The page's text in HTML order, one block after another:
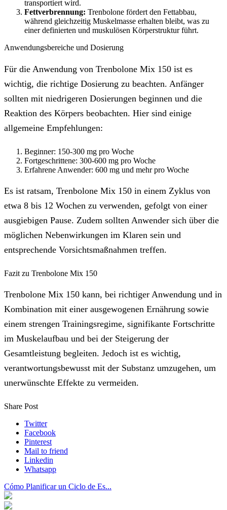
transportiert wird.
Fettverbrennung: Trenbolone fördert den Fettabbau,
während gleichzeitig Muskelmasse erhalten bleibt, was zu
einer definierten und muskulösen Körperstruktur führt.
Anwendungsbereiche und Dosierung
Für die Anwendung von Trenbolone Mix 150 ist es
wichtig, die richtige Dosierung zu beachten. Anfänger
sollten mit niedrigeren Dosierungen beginnen und die
Reaktion des Körpers beobachten. Hier sind einige
allgemeine Empfehlungen:
Beginner: 150-300 mg pro Woche
Fortgeschrittene: 300-600 mg pro Woche
Erfahrene Anwender: 600 mg und mehr pro Woche
Es ist ratsam, Trenbolone Mix 150 in einem Zyklus von
etwa 8 bis 12 Wochen zu verwenden, gefolgt von einer
ausgiebigen Pause. Zudem sollten Anwender sich über die
möglichen Nebenwirkungen im Klaren sein und
entsprechende Vorsichtsmaßnahmen treffen.
Fazit zu Trenbolone Mix 150
Trenbolone Mix 150 kann, bei richtiger Anwendung und in
Kombination mit einer ausgewogenen Ernährung sowie
einem strengen Trainingsregime, signifikante Fortschritte
im Muskelaufbau und bei der Steigerung der
Gesamtleistung begleiten. Jedoch ist es wichtig,
verantwortungsbewusst mit der Substanz umzugehen, um
unerwünschte Effekte zu vermeiden.
Share Post
Twitter
Facebook
Pinterest
Mail to friend
Linkedin
Whatsapp
Cómo Planificar un Ciclo de Es...